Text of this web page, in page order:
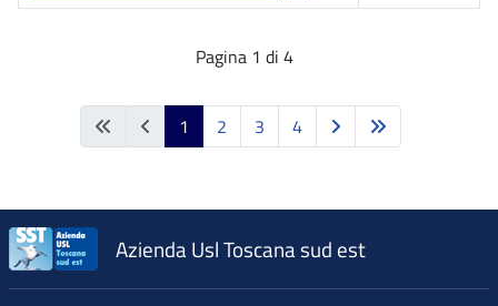
Pagina 1 di 4
1 2 3 4
Azienda Usl Toscana sud est